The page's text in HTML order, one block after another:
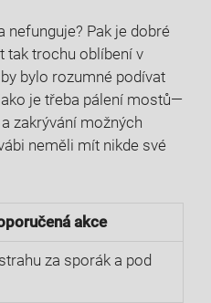
nefunguje? Pak je dobré
tak trochu‌ oblíbení v
bylo rozumné podívat
je ‌třeba pálení mostů—
zakrývání možných
neměli ​mít nikde své
⁢akce
za sporák⁤ a‌ pod